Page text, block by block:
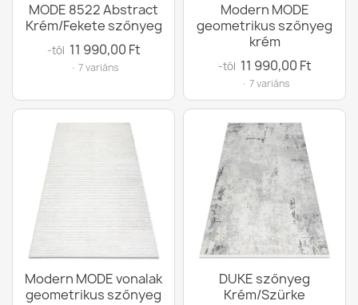
MODE 8522 Abstract
Krém/Fekete szőnyeg
-tól 11 990,00 Ft
· 7 variáns
Modern MODE
geometrikus szőnyeg
krém
-tól 11 990,00 Ft
· 7 variáns
Modern MODE vonalak
geometrikus szőnyeg
DUKE szőnyeg
Krém/Szürke